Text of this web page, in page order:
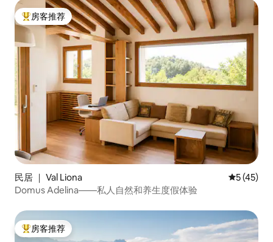
热门「房客推荐」
房客推荐
民居 ｜ Val Liona 平均评分
5 (45)
Domus Adelina——私人自然和养生度假体验
热门「房客推荐」
房客推荐